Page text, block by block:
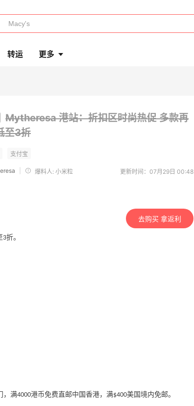
转运 更多
Mytheresa 港站：折扣区时尚热促 多款再
至3折
爆料人: 小米粒 更新时间：07月29日 00:48
去购买 拿返利
折。
满4000港币免费直邮中国香港，满$400美国境内免邮。